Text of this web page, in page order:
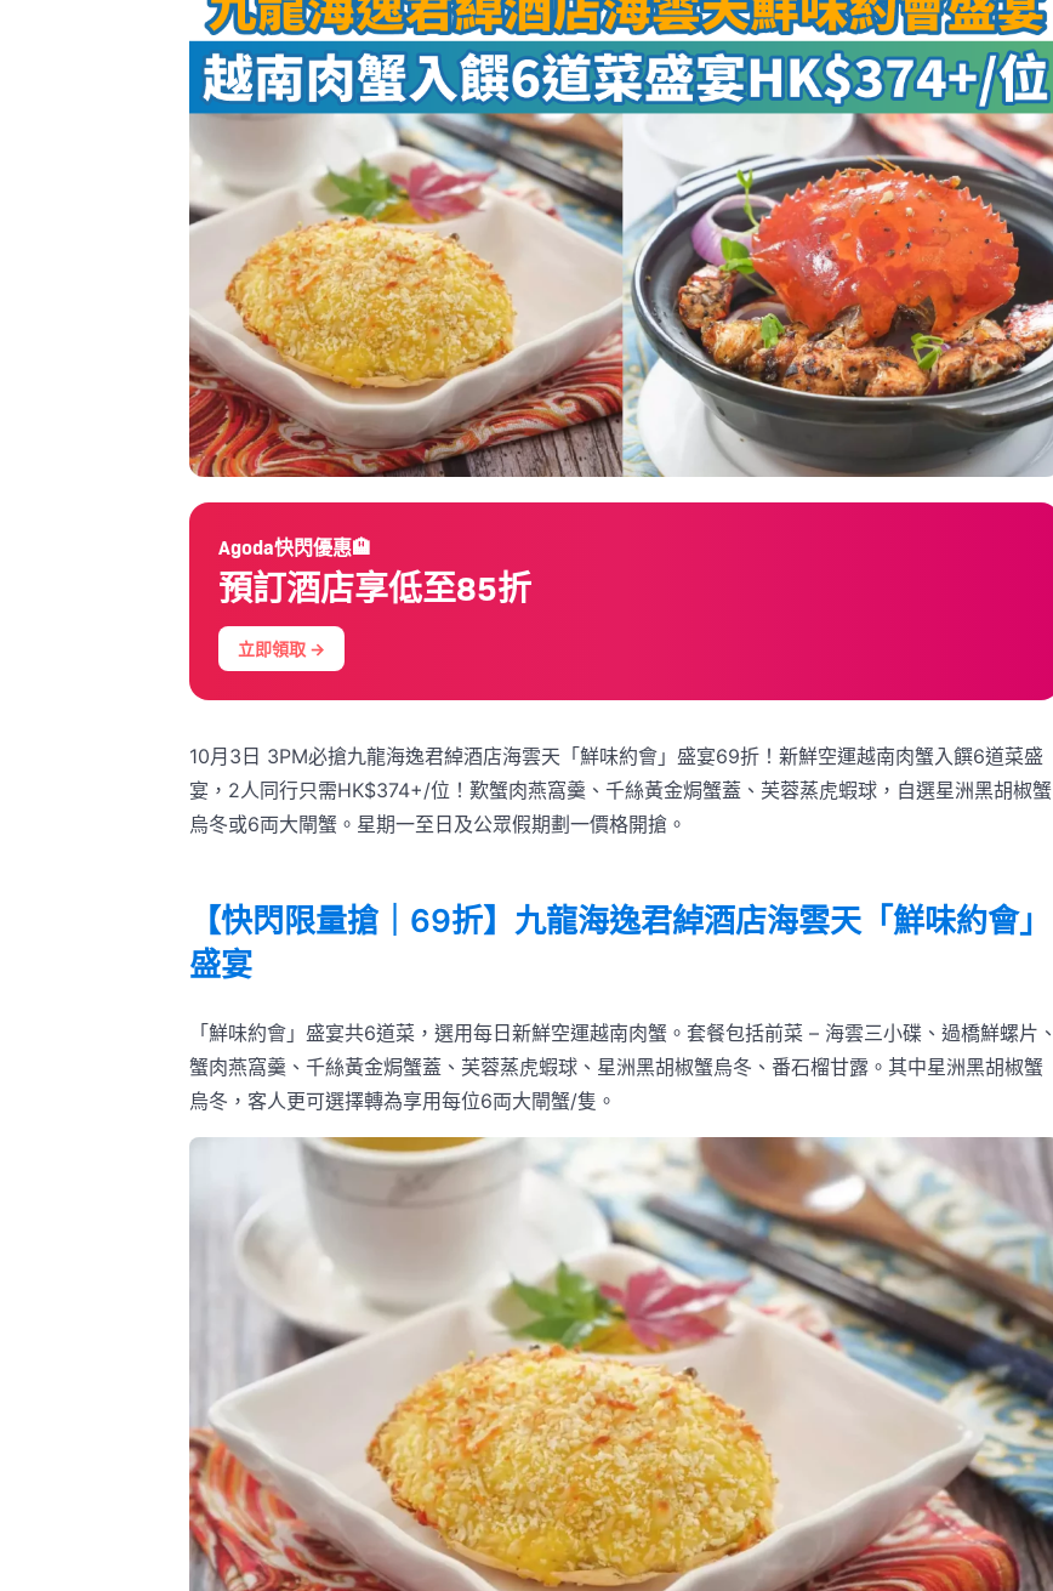
Agoda快閃優惠🏨
預訂酒店享低至85折
立即領取 →
10月3日 3PM必搶九龍海逸君綽酒店海雲天「鮮味約會」盛宴69折！新鮮空運越南肉蟹入饌6道菜盛
宴，2人同行只需HK$374+/位！歎蟹肉燕窩羹、千絲黃金焗蟹蓋、芙蓉蒸虎蝦球，自選星洲黑胡椒蟹
烏冬或6両大閘蟹。星期一至日及公眾假期劃一價格開搶。
【快閃限量搶｜69折】九龍海逸君綽酒店海雲天「鮮味約會」
盛宴
「鮮味約會」盛宴共6道菜，選用每日新鮮空運越南肉蟹。套餐包括前菜 – 海雲三小碟、過橋鮮螺片、
蟹肉燕窩羹、千絲黃金焗蟹蓋、芙蓉蒸虎蝦球、星洲黑胡椒蟹烏冬、番石榴甘露。其中星洲黑胡椒蟹
烏冬，客人更可選擇轉為享用每位6両大閘蟹/隻。